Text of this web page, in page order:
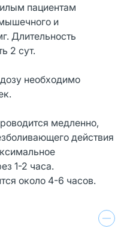
пациентам
и
Длительность
2 сут.
необходимо
медленно,
действия
1-2 часа.
около 4-6 часов.